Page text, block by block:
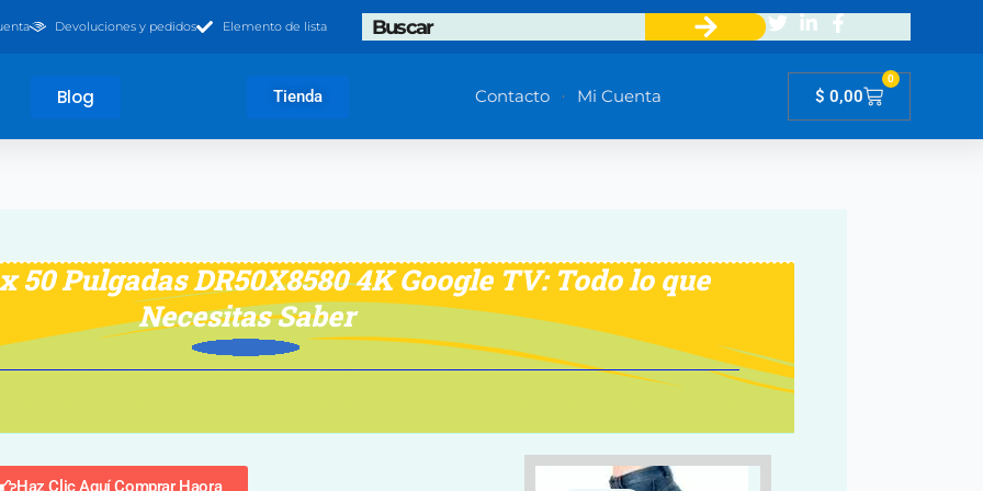
Devoluciones y pedidos Elemento de lista Search
Blog Tienda Contacto Mi Cuenta $ 0,00
0
Cart
50 Pulgadas DR50X8580 4K Google TV: Todo lo que
Necesitas Saber
Haz Clic Aquí Comprar Haora
El